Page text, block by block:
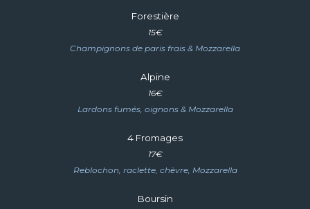
Forestière
15€
Champignons de paris frais & Mozzarella
Alpine
16€
Lardons fumés, oignons & Mozzarella
4 Fromages
17€
Reblochon, raclette, chèvre, Mozzarella
Boursin